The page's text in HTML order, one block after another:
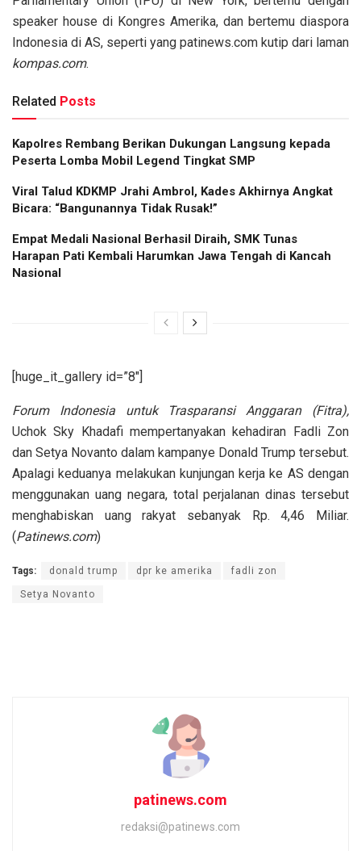
speaker house di Kongres Amerika, dan bertemu diaspora
Indonesia di AS, seperti yang patinews.com kutip dari laman
kompas.com.
Related Posts
Kapolres Rembang Berikan Dukungan Langsung kepada
Peserta Lomba Mobil Legend Tingkat SMP
Viral Talud KDKMP Jrahi Ambrol, Kades Akhirnya Angkat
Bicara: “Bangunannya Tidak Rusak!”
Empat Medali Nasional Berhasil Diraih, SMK Tunas
Harapan Pati Kembali Harumkan Jawa Tengah di Kancah
Nasional
[huge_it_gallery id=”8″]
Forum Indonesia untuk Trasparansi Anggaran (Fitra),
Uchok Sky Khadafi mempertanyakan kehadiran Fadli Zon
dan Setya Novanto dalam kampanye Donald Trump tersebut.
Apalagi keduanya melakukan kunjungan kerja ke AS dengan
menggunakan uang negara, total perjalanan dinas tersebut
menghabiskan uang rakyat sebanyak Rp. 4,46 Miliar.
(Patinews.com)
Tags: donald trump dpr ke amerika fadli zon
Setya Novanto
patinews.com
redaksi@patinews.com